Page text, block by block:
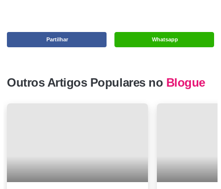
Whatsapp
Partilhar
Outros Artigos Populares no Blogue